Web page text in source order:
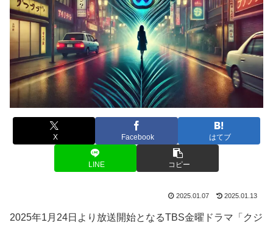
X Facebook はてブ
LINE コピー
2025.01.07 2025.01.13
2025年1月24日より放送開始となるTBS金曜ドラマ「クジ